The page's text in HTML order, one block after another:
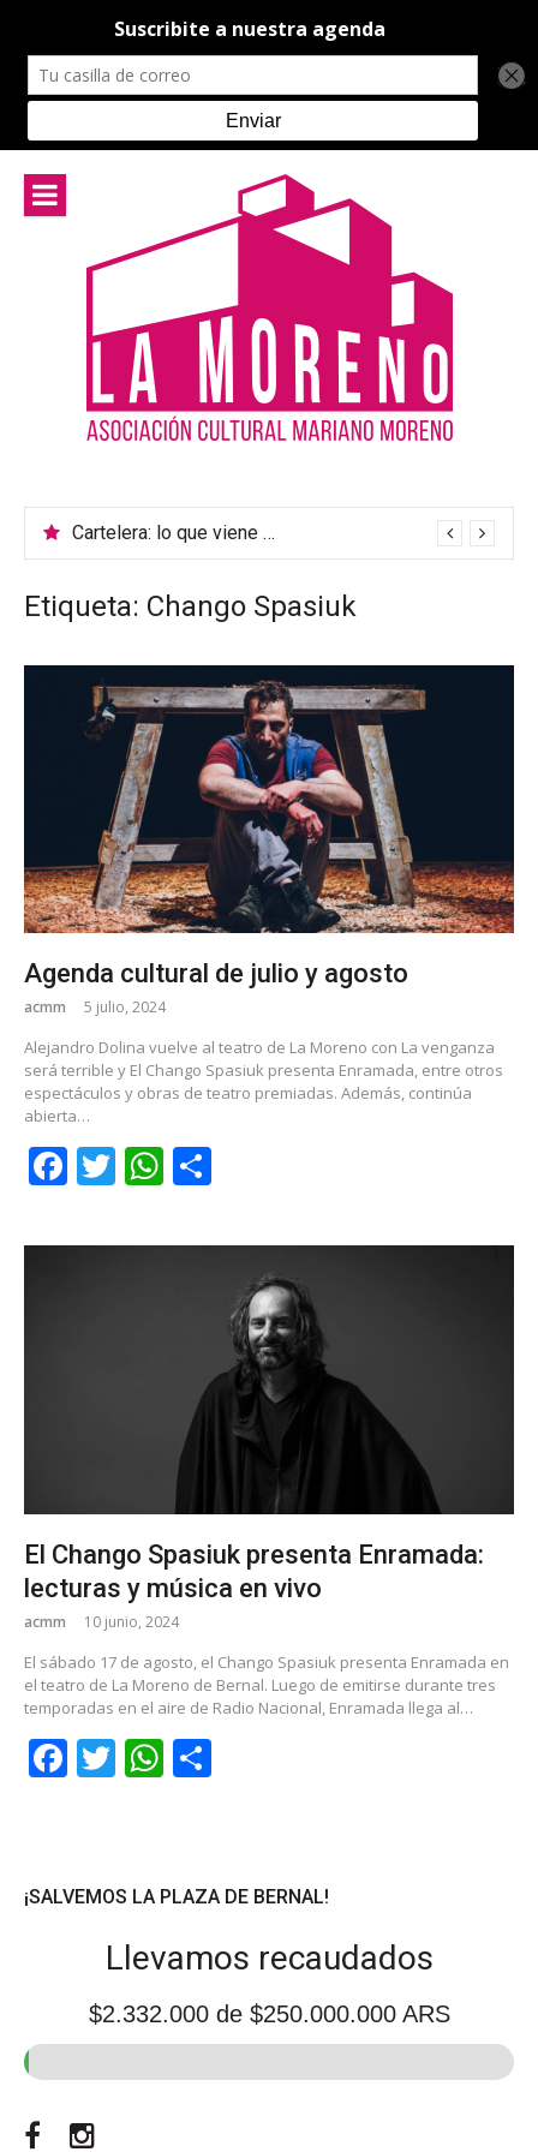
contenido
Cartelera: lo que viene en el teatro de La Moreno
Etiqueta: Chango Spasiuk
Agenda cultural de julio y agosto
acmm 5 julio, 2024
Alejandro Dolina vuelve al teatro de La Moreno con La venganza
será terrible y El Chango Spasiuk presenta Enramada, entre otros
espectáculos y obras de teatro premiadas. Además, continúa
abierta…
Facebook
TwitterWhatsApp
El Chango Spasiuk presenta Enramada:
lecturas y música en vivo
acmm 10 junio, 2024
El sábado 17 de agosto, el Chango Spasiuk presenta Enramada en
el teatro de La Moreno de Bernal. Luego de emitirse durante tres
temporadas en el aire de Radio Nacional, Enramada llega al…
Facebook
TwitterWhatsApp
¡SALVEMOS LA PLAZA DE BERNAL!
Llevamos recaudados
$2.332.000de $250.000.000 ARS
Facebook